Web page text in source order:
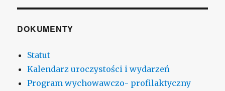
DOKUMENTY
Statut
Kalendarz uroczystości i wydarzeń
Program wychowawczo- profilaktyczny